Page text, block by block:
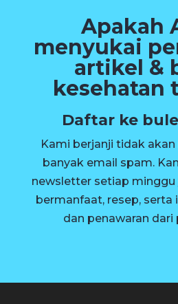
Apakah
menyukai
artikel &
kesehatan
Daftar ke
Kami berjanji tidak
banyak email spam.
newsletter setiap minggu
bermanfaat, resep, serta
dan penawaran dari